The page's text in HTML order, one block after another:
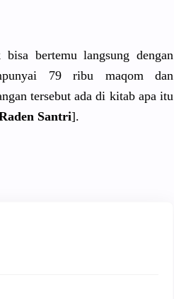
bertemu langsung dengan
79 ribu maqom dan
tersebut ada di kitab apa itu
Santri].